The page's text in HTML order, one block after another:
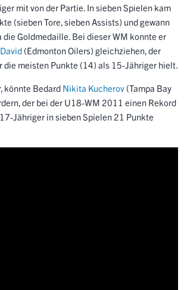
mit von der Partie. In sieben Spielen kam
(sieben Tore, sieben Assists) und gewann
die Goldmedaille. Bei dieser WM konnte er
(Edmonton Oilers) gleichziehen, der
die meisten Punkte (14) als 15-Jähriger hielt.
könnte Bedard Nikita Kucherov (Tampa Bay
der bei der U18-WM 2011 einen Rekord
Jähriger in sieben Spielen 21 Punkte